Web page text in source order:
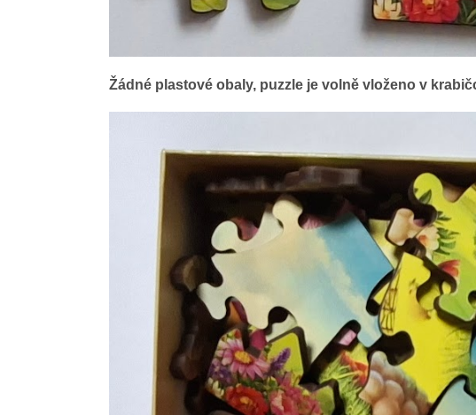
Žádné plastové obaly, puzzle je volně vloženo v